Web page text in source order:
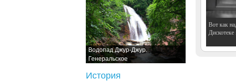
Водопад Джур-Джур.
Генеральское
История
Вот как